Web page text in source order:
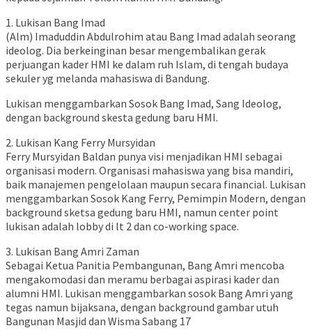
1. Lukisan Bang Imad
(Alm) Imaduddin Abdulrohim atau Bang Imad adalah seorang
ideolog. Dia berkeinginan besar mengembalikan gerak
perjuangan kader HMI ke dalam ruh Islam, di tengah budaya
sekuler yg melanda mahasiswa di Bandung.
Lukisan menggambarkan Sosok Bang Imad, Sang Ideolog,
dengan background skesta gedung baru HMI.
2. Lukisan Kang Ferry Mursyidan
Ferry Mursyidan Baldan punya visi menjadikan HMI sebagai
organisasi modern. Organisasi mahasiswa yang bisa mandiri,
baik manajemen pengelolaan maupun secara financial. Lukisan
menggambarkan Sosok Kang Ferry, Pemimpin Modern, dengan
background sketsa gedung baru HMI, namun center point
lukisan adalah lobby di lt 2 dan co-working space.
3. Lukisan Bang Amri Zaman
Sebagai Ketua Panitia Pembangunan, Bang Amri mencoba
mengakomodasi dan meramu berbagai aspirasi kader dan
alumni HMI. Lukisan menggambarkan sosok Bang Amri yang
tegas namun bijaksana, dengan background gambar utuh
Bangunan Masjid dan Wisma Sabang 17